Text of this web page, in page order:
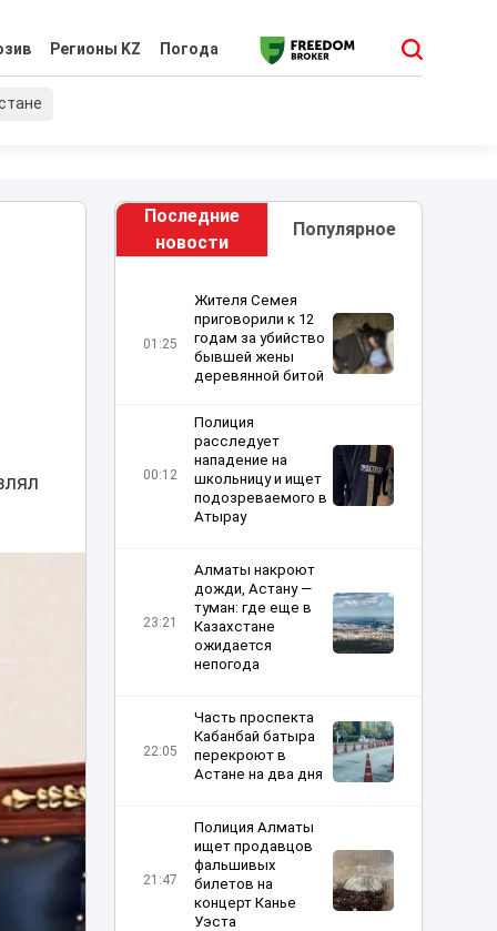
Регионы KZ Погода
Последние
новости
Популярное
01:25
Жителя Семея
приговорили к 12
годам за убийство
бывшей жены
деревянной битой
00:12
Полиция
расследует
нападение на
школьницу и ищет
подозреваемого в
Атырау
23:21
Алматы накроют
дожди, Астану —
туман: где еще в
Казахстане
ожидается
непогода
22:05
Часть проспекта
Кабанбай батыра
перекроют в
Астане на два дня
21:47
Полиция Алматы
ищет продавцов
фальшивых
билетов на
концерт Канье
Уэста